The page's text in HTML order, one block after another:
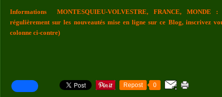
Informations MONTESQUIEU-VOLVESTRE, FRANCE, MONDE
régulièrement sur les nouveautés mise en ligne sur ce Blog, inscrivez
colonne ci-contre)
Repost 0